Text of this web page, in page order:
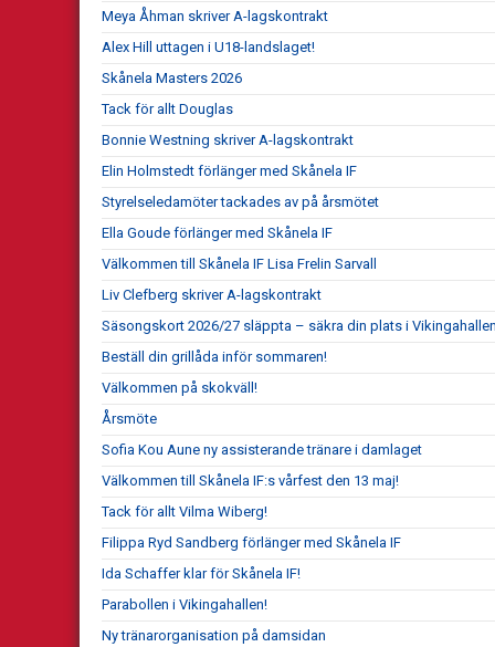
Meya Åhman skriver A-lagskontrakt
Alex Hill uttagen i U18-landslaget!
Skånela Masters 2026
Tack för allt Douglas
Bonnie Westning skriver A-lagskontrakt
Elin Holmstedt förlänger med Skånela IF
Styrelseledamöter tackades av på årsmötet
Ella Goude förlänger med Skånela IF
Välkommen till Skånela IF Lisa Frelin Sarvall
Liv Clefberg skriver A-lagskontrakt
Säsongskort 2026/27 släppta – säkra din plats i
Beställ din grillåda inför sommaren!
Välkommen på skokväll!
Årsmöte
Sofia Kou Aune ny assisterande tränare i damlaget
Välkommen till Skånela IF:s vårfest den 13 maj!
Tack för allt Vilma Wiberg!
Filippa Ryd Sandberg förlänger med Skånela IF
Ida Schaffer klar för Skånela IF!
Parabollen i Vikingahallen!
Ny tränarorganisation på damsidan